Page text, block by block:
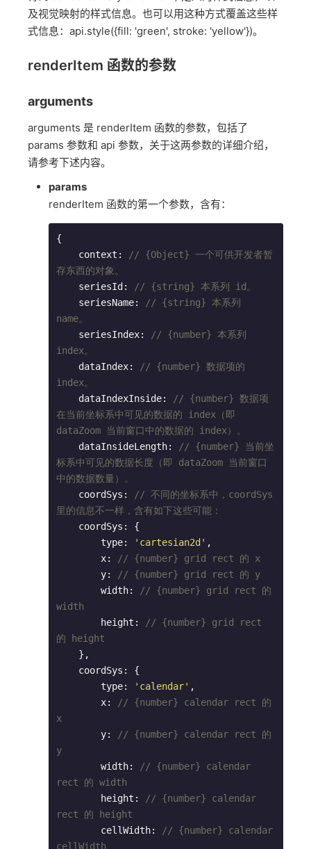
及视觉映射的样式信息。也可以用这种方式覆盖这些样
式信息：api.style({fill: 'green', stroke: 'yellow'})。
renderItem 函数的参数
arguments
arguments 是 renderItem 函数的参数，包括了
params 参数和 api 参数，关于这两参数的详细介绍，
请参考下述内容。
params
renderItem 函数的第一个参数，含有：
{
    context:
// {Object} 一个可供开发者暂
存东西的对象。
    seriesId:
// {string} 本系列 id。
    seriesName:
// {string} 本系列
name。
    seriesIndex:
// {number} 本系列
index。
    dataIndex:
// {number} 数据项的
index。
    dataIndexInside:
// {number} 数据项
在当前坐标系中可见的数据的 index（即
dataZoom 当前窗口中的数据的 index）。
    dataInsideLength:
// {number} 当前坐
标系中可见的数据长度（即 dataZoom 当前窗口
中的数据数量）。
    coordSys:
// 不同的坐标系中，coordSys
里的信息不一样，含有如下这些可能：
        type:
'cartesian2d' ,
        x:
// {number} grid rect 的 x
        y:
// {number} grid rect 的 y
        width:
// {number} grid rect 的
width
        height:
// {number} grid rect
的 height
        type:
'calendar' ,
        x:
// {number} calendar rect 的
x
        y:
// {number} calendar rect 的
y
        width:
// {number} calendar
rect 的 width
        height:
// {number} calendar
rect 的 height
        cellWidth:
// {number} calendar
cellWidth